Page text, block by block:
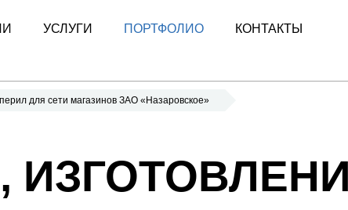
УСЛУГИ ПОРТФОЛИО КОНТАКТЫ
для сети магазинов ЗАО «Назаровское»